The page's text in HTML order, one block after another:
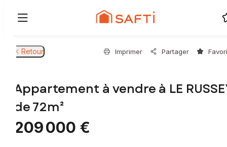
Retour Imprimer Partager
Appartement à vendre à LE
de 72m²
209 000 €